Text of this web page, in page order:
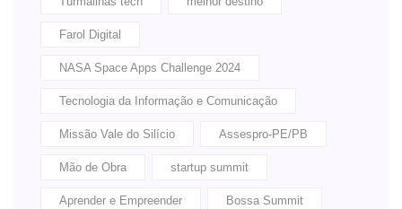
Farol Digital
NASA Space Apps Challenge 2024
Tecnologia da Informação e Comunicação
Missão Vale do Silício Assespro-PE/PB
Mão de Obra startup summit
Aprender e Empreender Bossa Summit